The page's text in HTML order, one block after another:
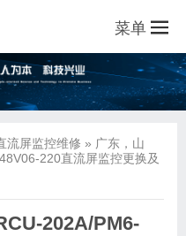
菜单
流屏监控维修 » 广东，山
220直流屏监控更换及
202A/PM6-